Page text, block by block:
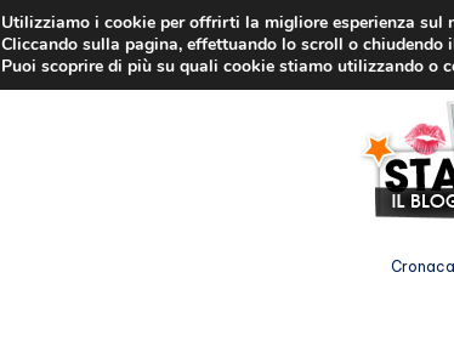
Utilizziamo i cookie per offrirti la migliore esperienza sul
Cliccando sulla pagina, effettuando lo scroll o
Puoi scoprire di più su quali cookie stiamo utilizzando o